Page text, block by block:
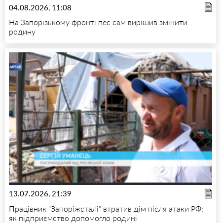
04.08.2026, 11:08
На Запорізькому фронті пес сам вирішив змінити
родину
13.07.2026, 21:39
Працівник “Запоріжсталі” втратив дім після атаки РФ:
як підприємство допомогло родині